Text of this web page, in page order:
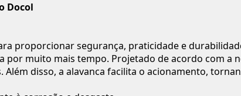
Docol
proporcionar segurança, praticidade e
muito mais tempo. Projetado de acordo com a
disso, a alavanca facilita o acionamento,